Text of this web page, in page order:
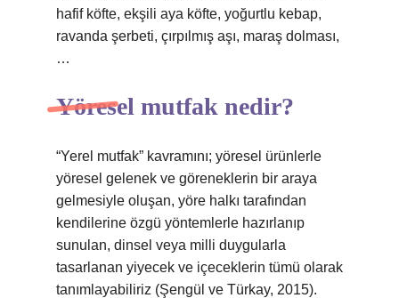
hafif köfte, ekşili aya köfte, yoğurtlu kebap,
ravanda şerbeti, çırpılmış aşı, maraş dolması,
…
Yöresel mutfak nedir?
“Yerel mutfak” kavramını; yöresel ürünlerle
yöresel gelenek ve göreneklerin bir araya
gelmesiyle oluşan, yöre halkı tarafından
kendilerine özgü yöntemlerle hazırlanıp
sunulan, dinsel veya milli duygularla
tasarlanan yiyecek ve içeceklerin tümü olarak
tanımlayabiliriz (Şengül ve Türkay, 2015).